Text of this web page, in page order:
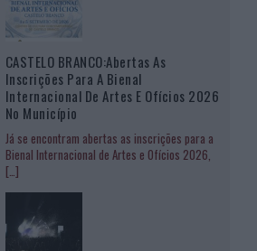
CASTELO BRANCO:Abertas As
Inscrições Para A Bienal
Internacional De Artes E Ofícios 2026
No Município
Já se encontram abertas as inscrições para a
Bienal Internacional de Artes e Ofícios 2026,
[…]